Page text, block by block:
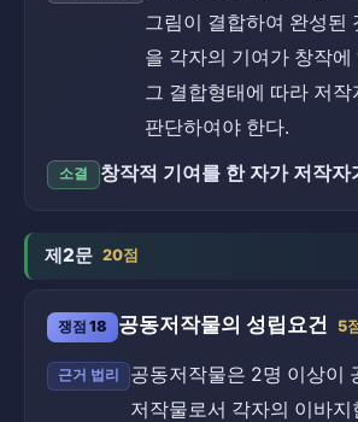
그림이 결합하여 완성된
을 각자의 기여가 창작
그 결합형태에 따라 저
판단하여야 한다.
소결 창작적 기여를 한 자가 저작자
제2문 20점
쟁점 18 공동저작물의 성립요건 5점
근거 법리
공동저작물은 2명 이상이
저작물로서 각자의 이바지